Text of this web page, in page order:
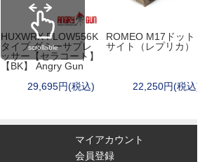
HUXWRX FLOW556K
タイプ ダミーサプレ
ッサー【セラコート】
【BK】 Angry Gun
29,695円(税込)
ROMEO M17ドット
サイト（レプリカ）
22,250円(税込)
scrollable
マイアカウント
会員登録